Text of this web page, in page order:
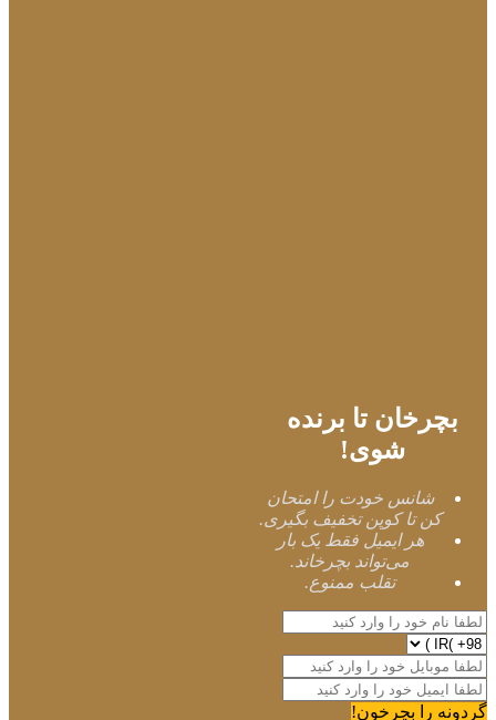
بچرخان تا برنده
شوی!
شانس خودت را امتحان
کن تا کوپن تخفیف بگیری.
هر ایمیل فقط یک بار
می‌تواند بچرخاند.
تقلب ممنوع.
گردونه را بچرخون!